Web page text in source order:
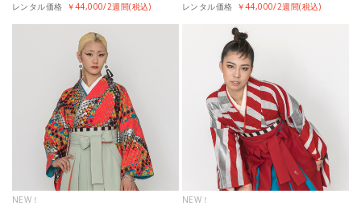
レンタル価格 ￥44,000/2週間(税込)
レンタル価格 ￥44,000/2週間(税込)
NEW！
NEW！